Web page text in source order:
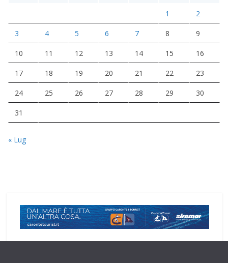
1 2
3 4 5 6 7 8 9
10 11 12 13 14 15 16
17 18 19 20 21 22 23
24 25 26 27 28 29 30
31
« Lug